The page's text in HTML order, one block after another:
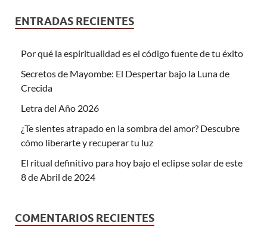
ENTRADAS RECIENTES
Por qué la espiritualidad es el código fuente de tu éxito
Secretos de Mayombe: El Despertar bajo la Luna de
Crecida
Letra del Año 2026
¿Te sientes atrapado en la sombra del amor? Descubre
cómo liberarte y recuperar tu luz
El ritual definitivo para hoy bajo el eclipse solar de este
8 de Abril de 2024
COMENTARIOS RECIENTES